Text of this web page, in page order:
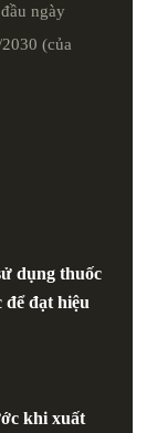
ngày
(của
dụng thuốc
để đạt hiệu
khi xuất